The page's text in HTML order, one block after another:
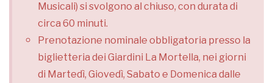
Musicali) si svolgono al chiuso, con durata di
circa 60 minuti.
Prenotazione nominale obbligatoria presso la
biglietteria dei Giardini La Mortella, nei giorni
di Martedì, Giovedì, Sabato e Domenica dalle